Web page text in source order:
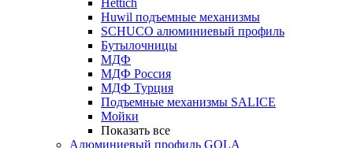
Hettich
Huwil подъемные механизмы
SCHUCO алюминиевый профиль
Бутылочницы
МДФ
МДФ Россия
МДФ Турция
Подъемные механизмы SALICE
Мойки
Показать все
Алюминиевый профиль GOLA